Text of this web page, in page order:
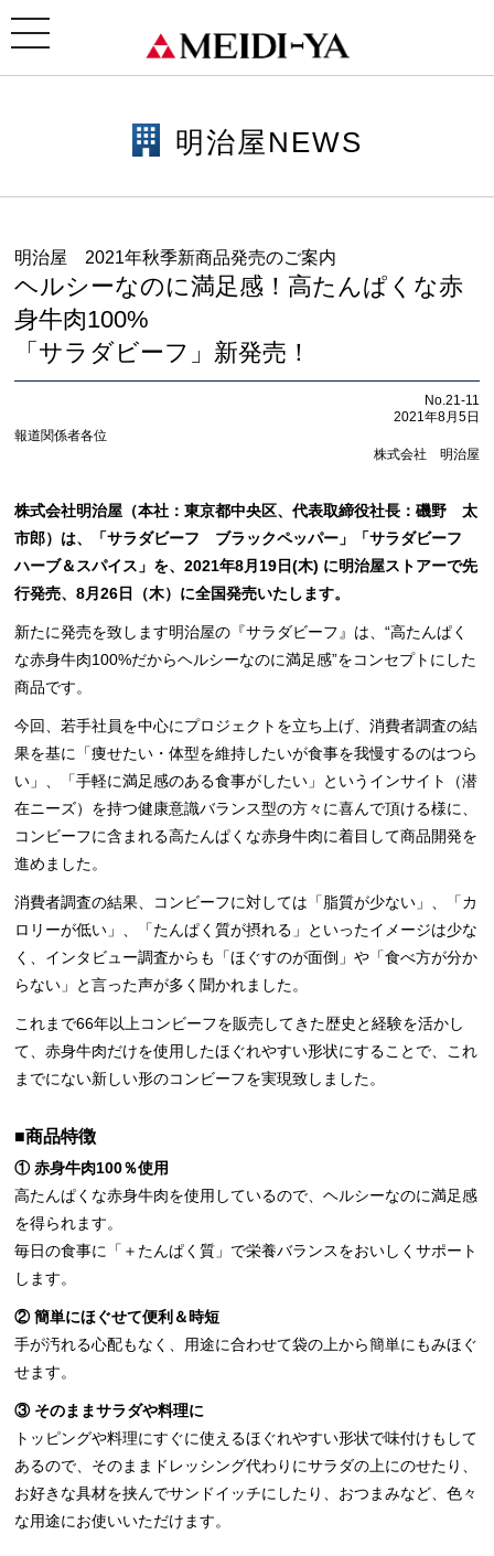
toggle
navigation
満足感！高たんぱくな赤身牛肉100% 「サラダビーフ」新発売！
明治屋NEWS
明治屋 2021年秋季新商品発売のご案内
ヘルシーなのに満足感！高たんぱくな赤
身牛肉100%
「サラダビーフ」新発売！
No.21-11
2021年8月5日
報道関係者各位
株式会社 明治屋
株式会社明治屋（本社：東京都中央区、代表取締役社長：磯野 太
市郎）は、「サラダビーフ ブラックペッパー」「サラダビーフ
ハーブ＆スパイス」を、2021年8月19日(木) に明治屋ストアーで先
行発売、8月26日（木）に全国発売いたします。
新たに発売を致します明治屋の『サラダビーフ』は、“高たんぱく
な赤身牛肉100%だからヘルシーなのに満足感”をコンセプトにした
商品です。
今回、若手社員を中心にプロジェクトを立ち上げ、消費者調査の結
果を基に「痩せたい・体型を維持したいが食事を我慢するのはつら
い」、「手軽に満足感のある食事がしたい」というインサイト（潜
在ニーズ）を持つ健康意識バランス型の方々に喜んで頂ける様に、
コンビーフに含まれる高たんぱくな赤身牛肉に着目して商品開発を
進めました。
消費者調査の結果、コンビーフに対しては「脂質が少ない」、「カ
ロリーが低い」、「たんぱく質が摂れる」といったイメージは少な
く、インタビュー調査からも「ほぐすのが面倒」や「食べ方が分か
らない」と言った声が多く聞かれました。
これまで66年以上コンビーフを販売してきた歴史と経験を活かし
て、赤身牛肉だけを使用したほぐれやすい形状にすることで、これ
までにない新しい形のコンビーフを実現致しました。
■商品特徴
① 赤身牛肉100％使用
高たんぱくな赤身牛肉を使用しているので、ヘルシーなのに満足感
を得られます。
毎日の食事に「＋たんぱく質」で栄養バランスをおいしくサポート
します。
② 簡単にほぐせて便利＆時短
手が汚れる心配もなく、用途に合わせて袋の上から簡単にもみほぐ
せます。
③ そのままサラダや料理に
トッピングや料理にすぐに使えるほぐれやすい形状で味付けもして
あるので、そのままドレッシング代わりにサラダの上にのせたり、
お好きな具材を挟んでサンドイッチにしたり、おつまみなど、色々
な用途にお使いいただけます。